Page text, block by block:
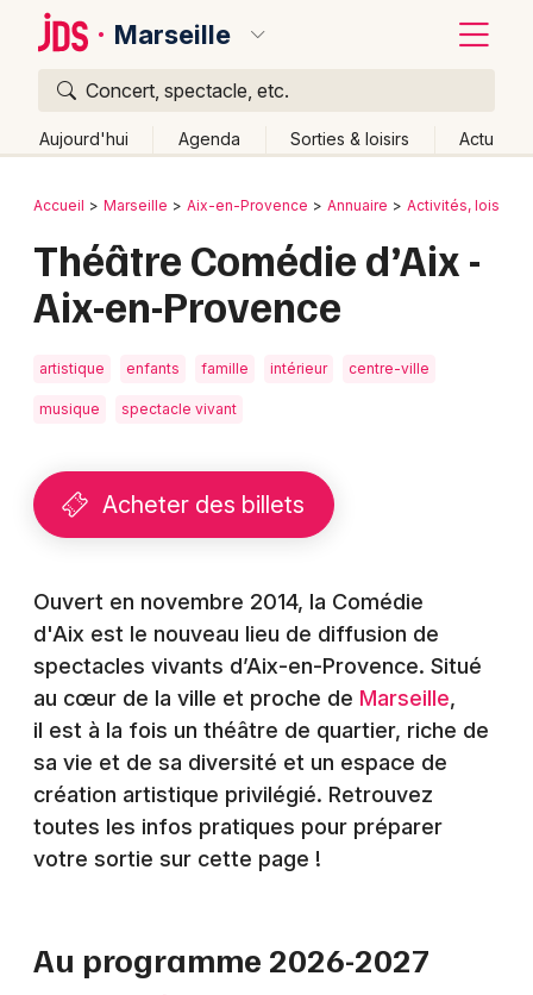
Marseille
Concert, spectacle, etc.
Aujourd'hui Agenda Sorties & loisirs Actu
Publier un événement
Activité & Expérience
Manifestations
Foires & salons
Concerts
Sports
Soirées
Sorties famille
Expos
Salle de théâtre dans les Bouches du Rhône
Bordeaux
Colmar
Mulhouse
Montpellier
Nantes
Nice
Paris
Strasbourg
Toulouse
Toutes les villes
Retour
Accueil Marseille Aix-en-Provence Annuaire Activités, loisirs
Théâtre Comédie d’Aix -
Aix-en-Provence
artistique enfants famille intérieur centre-ville
musique spectacle vivant
Acheter des billets
Ouvert en novembre 2014, la Comédie
d'Aix est le nouveau lieu de diffusion de
spectacles vivants d’Aix-en-Provence. Situé
au cœur de la ville et proche de Marseille,
il est à la fois un théâtre de quartier, riche de
sa vie et de sa diversité et un espace de
création artistique privilégié. Retrouvez
toutes les infos pratiques pour préparer
votre sortie sur cette page !
Au programme 2026-2027
Quoi ?
Où ?
Provence-Alpes-Côte-d'Azur
Partout
Près de moi
Changer de lieu
Aujourd'hui